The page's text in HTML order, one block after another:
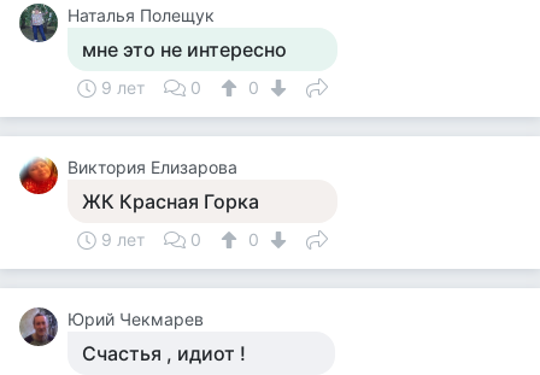
Наталья Полещук
мне это не интересно
9 лет 0 0
Виктория Елизарова
ЖК Красная Горка
9 лет 0 0
Юрий Чекмарев
Счастья , идиот !